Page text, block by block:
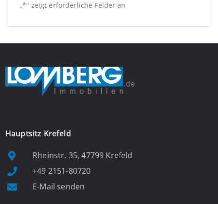
„*“ zeigt erforderliche Felder an
Hauptsitz Krefeld
Rheinstr. 35, 47799 Krefeld
+49 2151-80720
E-Mail senden